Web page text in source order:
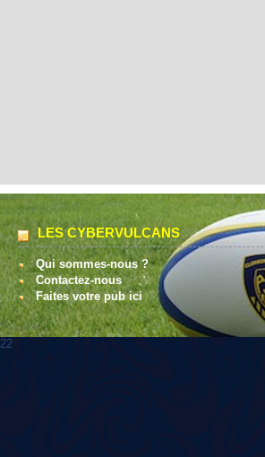
LES CYBERVULCANS
Qui sommes-nous ?
Contactez-nous
Faites votre pub ici
22